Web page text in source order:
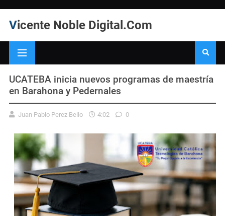
Vicente Noble Digital.Com
UCATEBA inicia nuevos programas de maestría
en Barahona y Pedernales
Juan Pablo Perez Bello 4:02 0